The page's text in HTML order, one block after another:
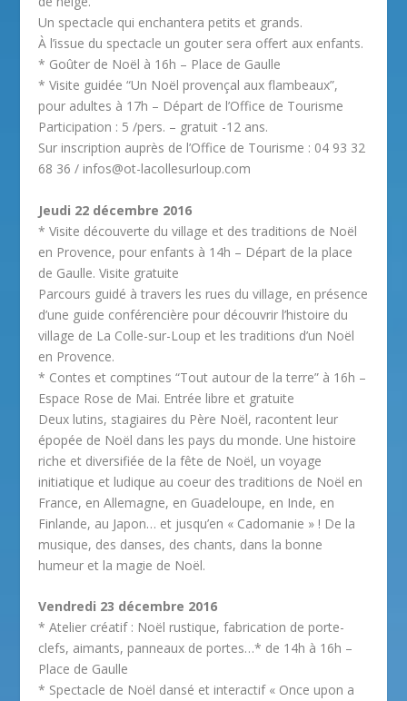
Un spectacle qui enchantera petits et grands.
À l’issue du spectacle un gouter sera offert aux enfants.
* Goûter de Noël à 16h – Place de Gaulle
* Visite guidée “Un Noël provençal aux flambeaux”,
pour adultes à 17h – Départ de l’Office de Tourisme
Participation : 5 /pers. – gratuit -12 ans.
Sur inscription auprès de l’Office de Tourisme : 04 93 32
68 36 / infos@ot-lacollesurloup.com
Jeudi 22 décembre 2016
* Visite découverte du village et des traditions de Noël
en Provence, pour enfants à 14h – Départ de la place
de Gaulle. Visite gratuite
Parcours guidé à travers les rues du village, en présence
d’une guide conférencière pour découvrir l’histoire du
village de La Colle-sur-Loup et les traditions d’un Noël
en Provence.
* Contes et comptines “Tout autour de la terre” à 16h –
Espace Rose de Mai. Entrée libre et gratuite
Deux lutins, stagiaires du Père Noël, racontent leur
épopée de Noël dans les pays du monde. Une histoire
riche et diversifiée de la fête de Noël, un voyage
initiatique et ludique au coeur des traditions de Noël en
France, en Allemagne, en Guadeloupe, en Inde, en
Finlande, au Japon… et jusqu’en « Cadomanie » ! De la
musique, des danses, des chants, dans la bonne
humeur et la magie de Noël.
Vendredi 23 décembre 2016
* Atelier créatif : Noël rustique, fabrication de porte-
clefs, aimants, panneaux de portes…* de 14h à 16h –
Place de Gaulle
* Spectacle de Noël dansé et interactif « Once upon a